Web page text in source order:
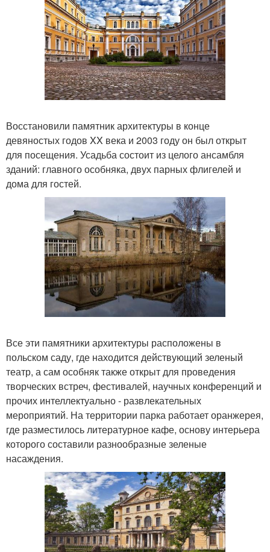
Восстановили памятник архитектуры в конце
девяностых годов XX века и 2003 году он был открыт
для посещения. Усадьба состоит из целого ансамбля
зданий: главного особняка, двух парных флигелей и
дома для гостей.
Все эти памятники архитектуры расположены в
польском саду, где находится действующий зеленый
театр, а сам особняк также открыт для проведения
творческих встреч, фестивалей, научных конференций и
прочих интеллектуально - развлекательных
мероприятий. На территории парка работает оранжерея,
где разместилось литературное кафе, основу интерьера
которого составили разнообразные зеленые
насаждения.